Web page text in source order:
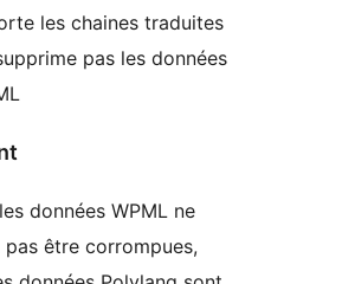
les chaines traduites
pas les données
données WPML ne
être corrompues,